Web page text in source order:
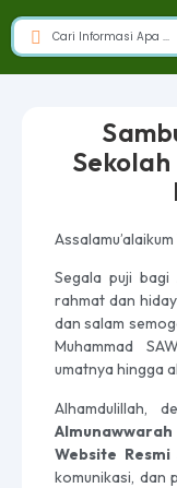
Segala puji bagi
rahmat dan
dan salam
Muhammad
umatnya hingga
Alhamdulillah,
Website Resmi
komunikasi, dan